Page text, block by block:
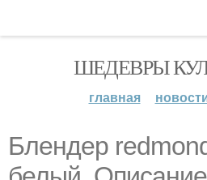
ШЕДЕВРЫ
главная
Блендер